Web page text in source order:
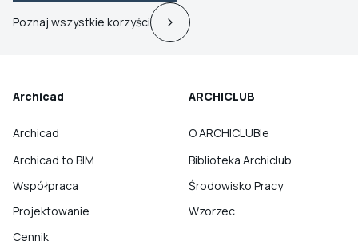
Poznaj wszystkie korzyści
Archicad
Archicad
Archicad to BIM
Współpraca
Projektowanie
Cennik
ARCHICLUB
O ARCHICLUBIe
Biblioteka Archiclub
Środowisko Pracy
Wzorzec